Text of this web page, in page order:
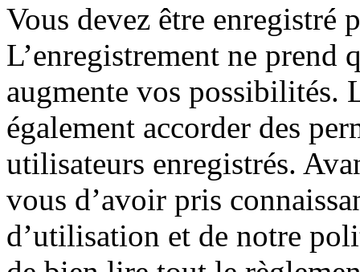
Vous devez être enregistré
L’enregistrement ne prend
augmente vos possibilités.
également accorder des
utilisateurs enregistrés.
vous d’avoir pris
d’utilisation et de notre